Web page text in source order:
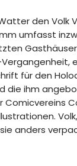
den
umfasst
für den
ihm
anders